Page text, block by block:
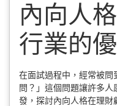
內向人
行業的
在面試過程中，經常被
問？」這個問題讓許多
發，探討內向人格在理